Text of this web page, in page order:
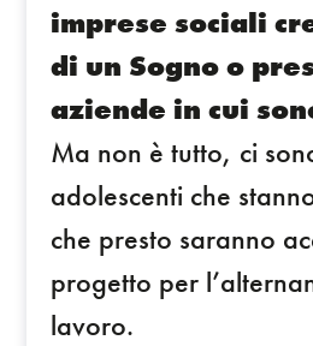
imprese sociali
di un Sogno o
aziende in cui
Ma non è tutto, ci
adolescenti che
che presto saranno
progetto per
lavoro.